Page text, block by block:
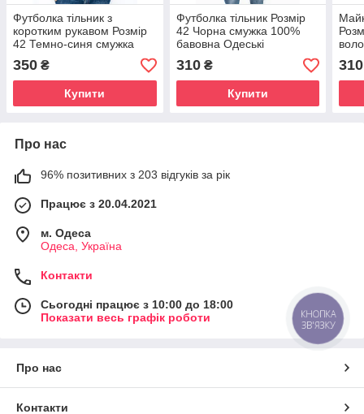
Футболка тільник з
коротким рукавом Розмір
42 Темно-синя смужка
100% бавовна Одеські
тільняшки
350 ₴
Купити
Футболка тільник Розмір
42 Чорна смужка 100%
бавовна Одеські
тільняшки
310₴
Купити
310
Про нас
96% позитивних з 203 відгуків за рік
Працює з 20.04.2021
м. Одеса
Одеса, Україна
Контакти
Сьогодні працює з 10:00 до 18:00
Показати весь графік роботи
Про нас
Контакти
КНОПКА
ЗВ'ЯЗКУ